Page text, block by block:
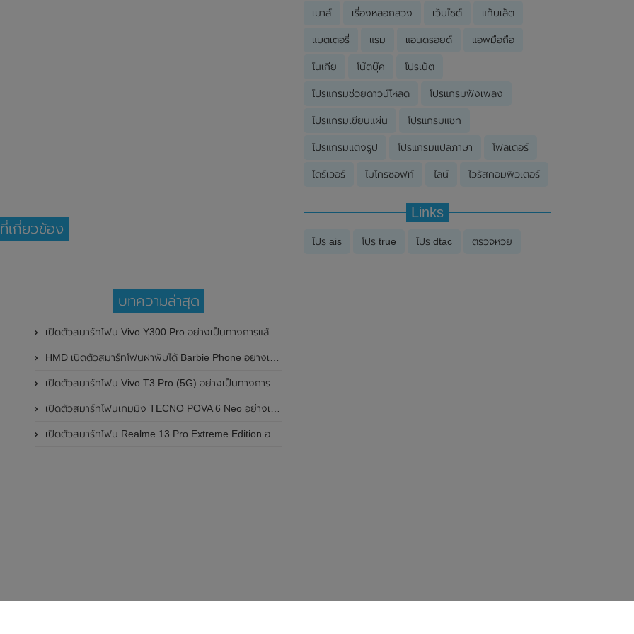
เกี่ยวข้อง
บทความล่าสุด
เปิดตัวสมาร์ทโฟน Vivo Y300 Pro อย่างเป็นทางการแล้วในประเทศจีน มาพร้อมดีไซน์พรีเมี่ยม ทนทาน และแบตเตอรี่สุดอึดขนาดใหญ่ 6,500mAh พร้อมรองรับการชาร์จไว 80W
HMD เปิดตัวสมาร์ทโฟนฝาพับได้ Barbie Phone อย่างเป็นทางการแล้ว มาพร้อมธีมสีชมพูสดใส
เปิดตัวสมาร์ทโฟน Vivo T3 Pro (5G) อย่างเป็นทางการแล้วในประเทศอินเดีย
เปิดตัวสมาร์ทโฟนเกมมิ่ง TECNO POVA 6 Neo อย่างเป็นทางการแล้วในประเทศไทย ในราคา 8,499 บาท
เปิดตัวสมาร์ทโฟน Realme 13 Pro Extreme Edition อย่างเป็นทางการแล้วในประเทศจีน
เมาส์ เรื่องหลอกลวง เว็บไซต์ แท็บเล็ต
แบตเตอรี่ แรม แอนดรอยด์ แอพมือถือ
โนเกีย โน๊ตบุ๊ค โปรเน็ต
โปรแกรมช่วยดาวน์โหลด โปรแกรมฟังเพลง
โปรแกรมเขียนแผ่น โปรแกรมแชท
โปรแกรมแต่งรูป โปรแกรมแปลภาษา โฟลเดอร์
ไดร์เวอร์ ไมโครซอฟท์ ไลน์ ไวรัสคอมพิวเตอร์
Links
โปร ais โปร true โปร dtac ตรวจหวย